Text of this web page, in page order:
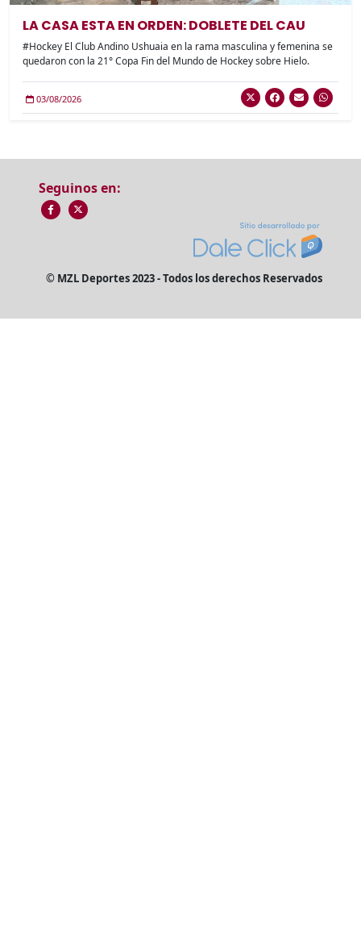
LA CASA ESTA EN ORDEN: DOBLETE DEL CAU
#Hockey El Club Andino Ushuaia en la rama masculina y femenina se
quedaron con la 21° Copa Fin del Mundo de Hockey sobre Hielo.
03/08/2026
Seguinos en:
© MZL Deportes 2023 - Todos los derechos Reservados